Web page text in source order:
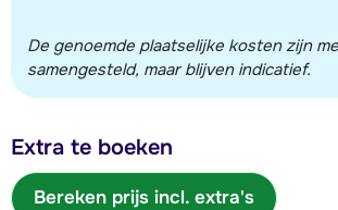
De genoemde plaatselijke kosten zijn
samengesteld, maar blijven indicatief.
Extra te boeken
Bereken prijs incl. extra's